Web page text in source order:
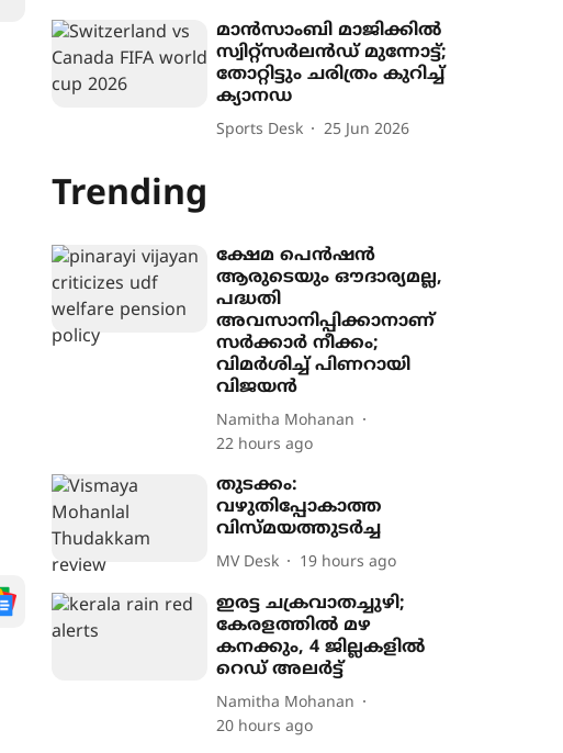
മാൻസാംബി മാജിക്കിൽ
സ്വിറ്റ്സർലൻഡ് മുന്നോട്ട്;
തോറ്റിട്ടും ചരിത്രം കുറിച്ച്
ക്യാനഡ
Sports Desk 25 Jun 2026
Trending
ക്ഷേമ പെൻഷൻ
ആരുടെയും ഔദാര്യമല്ല,
പദ്ധതി
അവസാനിപ്പിക്കാനാണ്
സർക്കാർ നീക്കം;
വിമർശിച്ച് പിണറായി
വിജയൻ
Namitha Mohanan
22 hours ago
തുടക്കം:
വഴുതിപ്പോകാത്ത
വിസ്മയത്തുടർച്ച
MV Desk 19 hours ago
ഇരട്ട ചക്രവാതച്ചുഴി;
കേരളത്തിൽ മഴ
കനക്കും, 4 ജില്ലകളിൽ
റെഡ് അലർട്ട്
Namitha Mohanan
20 hours ago